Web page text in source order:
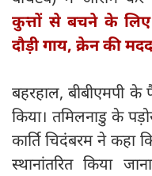
कुत्तों से बचने के
दौड़ी गाय, क्रेन की
बहरहाल, बीबीएमपी
किया। तमिलनाडु के
कार्ति चिदंबरम ने कहा
स्थानांतरित किया